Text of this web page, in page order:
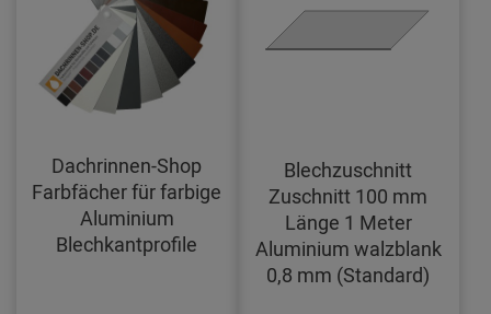
Dachrinnen-Shop
Farbfächer für farbige
Aluminium
Blechkantprofile
Blechzuschnitt
Zuschnitt 100 mm
Länge 1 Meter
Aluminium walzblank
0,8 mm (Standard)